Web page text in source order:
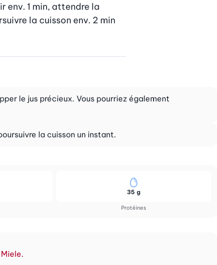
env. 1 min, attendre la
la cuisson env. 2 min
le jus précieux. Vous pourriez également
la cuisson un instant.
Protéines
35 g